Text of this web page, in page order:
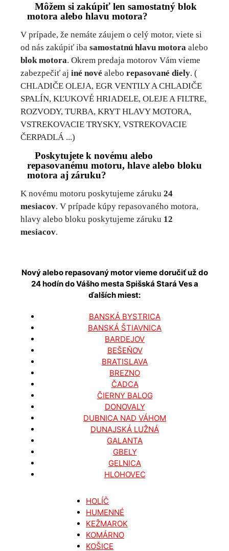
Môžem si zakúpiť len samostatný blok
motora alebo hlavu motora?
V prípade, že nemáte záujem o celý motor, viete si
od nás zakúpiť iba samostatnú hlavu motora alebo
blok motora. Okrem predaja motorov Vám vieme
zabezpečiť aj iné nové alebo repasované diely. (
CHLADIČE OLEJA, EGR VENTILY A CHLADIČE
SPALÍN, KĽUKOVÉ HRIADELE, OLEJE A FILTRE,
ROZVODY, TURBA, KRYT HLAVY MOTORA,
VSTREKOVACIE TRYSKY, VSTREKOVACIE
ČERPADLÁ ...)
Poskytujete k novému alebo
repasovanému motoru, hlave alebo bloku
motora aj záruku?
K novému motoru poskytujeme záruku 24
mesiacov. V prípade kúpy repasovaného motora,
hlavy alebo bloku poskytujeme záruku 12
mesiacov.
Nový alebo repasovaný motor vieme doručiť už do
24 hodín do Vášho mesta Spišská Stará Vesa
ďalších miest:
BANSKÁ BYSTRICA
BANSKÁ ŠTIAVNICA
BARDEJOV
BEŠEŇOV
BRATISLAVA
BREZNO
ČADCA
ČIERNY BALOG
DONOVALY
DUBNICA NAD VÁHOM
DUNAJSKÁ LUŽNÁ
GALANTA
GBELY
GELNICA
HLOHOVEC
HOLÍČ
HUMENNÉ
KEŽMAROK
KOMÁRNO
KOŠICE